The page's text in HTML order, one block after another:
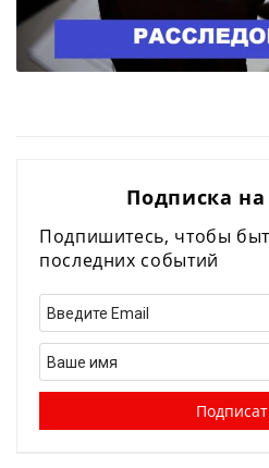
Подписка
Подпишитесь, чтобы
последних событий